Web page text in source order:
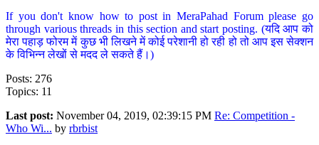
If you don't know how to post in MeraPahad Forum please go
through various threads in this section and start posting. (यदि आप को
मेरा पहाड़ फोरम में कुछ भी लिखने में कोई परेशानी हो रही हो तो आप इस सेक्शन
के विभिन्न लेखों से मदद ले सकते हैं।)
Posts: 276
Topics: 11
Last post: November 04, 2019, 02:39:15 PM Re: Competition -
Who Wi... by rbrbist